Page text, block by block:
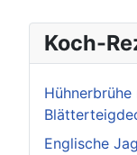
Koch-
Englische